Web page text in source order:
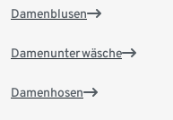
Damenblusen
Damenunterwäsche
Damenhosen